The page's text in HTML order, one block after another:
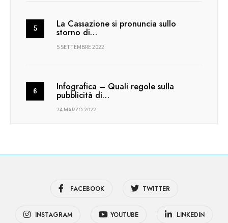
La Cassazione si pronuncia sullo
storno di…
5 SETTEMBRE 2022
Infografica – Quali regole sulla
pubblicità di…
24 MARZO 2022
FACEBOOK TWITTER
INSTAGRAM YOUTUBE LINKEDIN